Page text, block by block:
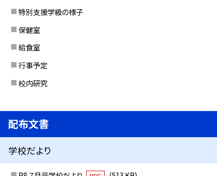
特別支援学級の様子
保健室
給食室
行事予定
校内研究
配布文書
学校だより